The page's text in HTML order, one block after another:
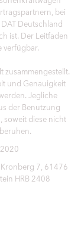
bei
Deutschland
ist. Der Leitfaden
verfügbar.
zusammengestellt.
und Genauigkeit
Jegliche
der Benutzung
soweit diese nicht
7, 61476
HRB 2408